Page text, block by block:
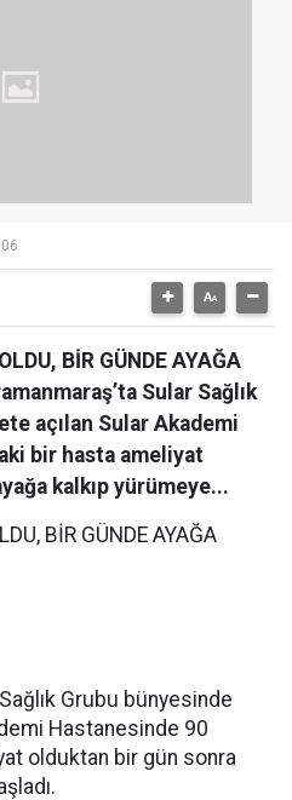
BİR GÜNDE AYAĞA
Sular Sağlık
açılan Sular Akademi
bir hasta ameliyat
kalkıp yürümeye...
BİR GÜNDE AYAĞA
Grubu bünyesinde
Hastanesinde 90
olduktan bir gün sonra